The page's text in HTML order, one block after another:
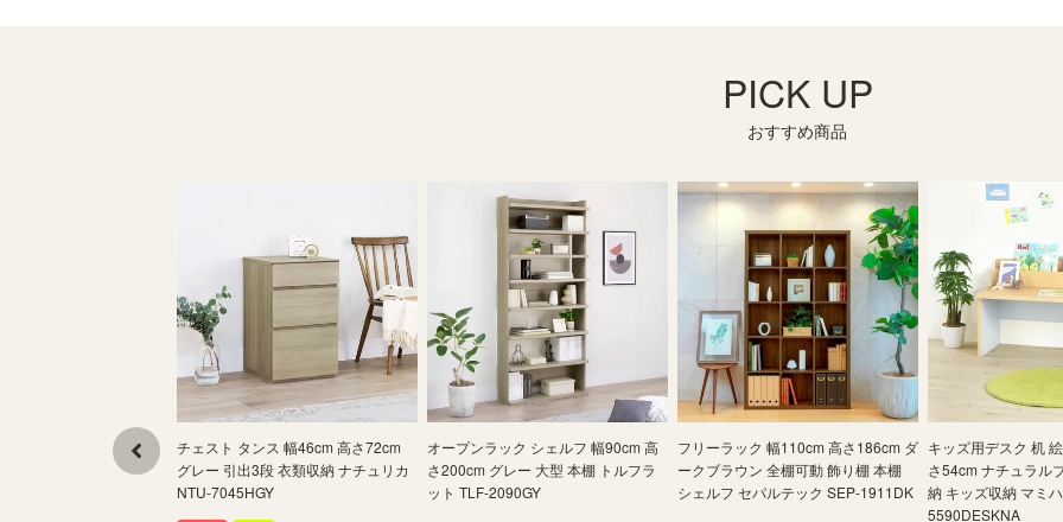
PICK UP
おすすめ商品
チェスト タンス 幅46cm 高さ72cm
グレー 引出3段 衣類収納 ナチュリカ
NTU-7045HGY
オープンラック シェルフ 幅90cm 高
さ200cm グレー 大型 本棚 トルフラ
ット TLF-2090GY
フリーラック 幅110cm 高さ186cm ダ
ークブラウン 全棚可動 飾り棚 本棚
シェルフ セパルテック SEP-1911DK
キッズ用デスク 机
さ54cm ナチュラル
納 キッズ収納 マミ
5590DESKNA